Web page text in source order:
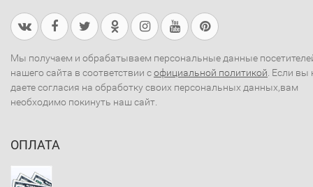
Мы получаем и обрабатываем персональные данные
нашего сайта в соответствии софициальной политикой . Если вы
даете согласия на обработку своих персональных данных,вам
необходимо покинуть наш сайт.
ОПЛАТА